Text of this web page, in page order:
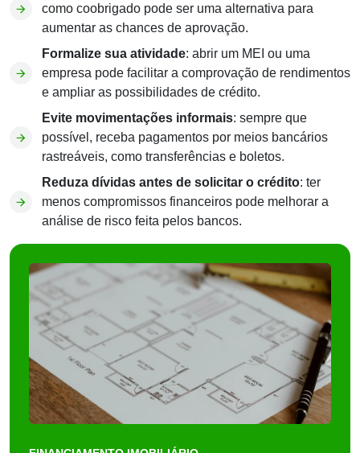
como coobrigado pode ser uma alternativa para
aumentar as chances de aprovação.
Formalize sua atividade: abrir um MEI ou uma
empresa pode facilitar a comprovação de rendimentos
e ampliar as possibilidades de crédito.
Evite movimentações informais: sempre que
possível, receba pagamentos por meios bancários
rastreáveis, como transferências e boletos.
Reduza dívidas antes de solicitar o crédito: ter
menos compromissos financeiros pode melhorar a
análise de risco feita pelos bancos.